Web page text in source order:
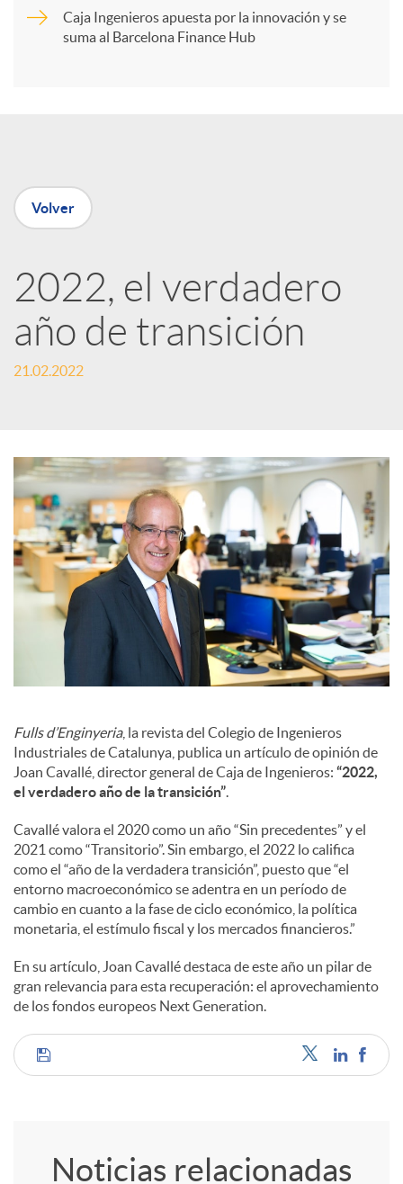
n
R
e
e
s
S
c
i
a
l
e
s
Caja Ingenieros apuesta por la innovación y se
suma al Barcelona Finance Hub
Volver
2022, el verdadero
año de transición
21.02.2022
Fulls d’Enginyeria, la revista del Colegio de Ingenieros
Industriales de Catalunya, publica un artículo de opinión de
Joan Cavallé, director general de Caja de Ingenieros: “2022,
el verdadero año de la transición”.
Cavallé valora el 2020 como un año “Sin precedentes” y el
2021 como “Transitorio”. Sin embargo, el 2022 lo califica
como el “año de la verdadera transición”, puesto que “el
entorno macroeconómico se adentra en un período de
cambio en cuanto a la fase de ciclo económico, la política
monetaria, el estímulo fiscal y los mercados financieros.”
En su artículo, Joan Cavallé destaca de este año un pilar de
gran relevancia para esta recuperación: el aprovechamiento
de los fondos europeos Next Generation.
C
Noticias relacionadas